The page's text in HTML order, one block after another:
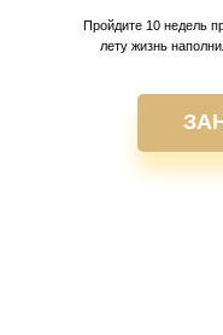
Пройдите 10 недель
лету жизнь